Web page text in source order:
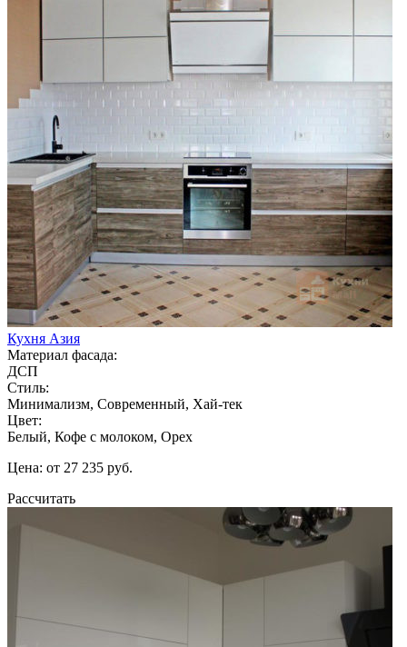
Кухня Азия
Материал фасада:
ДСП
Стиль:
Минимализм, Современный, Хай-тек
Цвет:
Белый, Кофе с молоком, Орех
Цена: от 27 235 руб.
Рассчитать